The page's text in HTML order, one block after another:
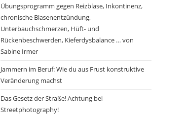
Übungsprogramm gegen Reizblase, Inkontinenz,
chronische Blasenentzündung,
Unterbauchschmerzen, Hüft- und
Rückenbeschwerden, Kieferdysbalance … von
Sabine Irmer
Jammern im Beruf: Wie du aus Frust konstruktive
Veränderung machst
Das Gesetz der Straße! Achtung bei
Streetphotography!